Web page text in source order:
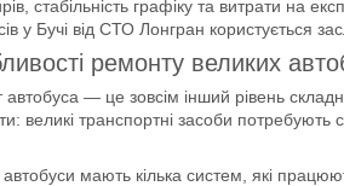
стабільність графіку та витрати на
у Бучі від СТО Лонгран користується
ремонту великих
— це зовсім інший рівень
великі транспортні засоби
автобуси мають кілька систем, які